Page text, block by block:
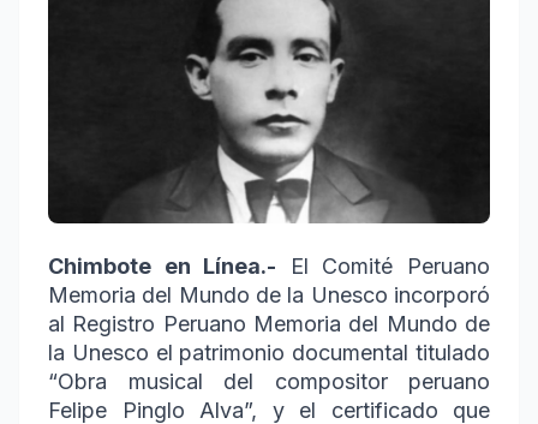
Chimbote en Línea.- El Comité Peruano
Memoria del Mundo de la Unesco incorporó
al Registro Peruano Memoria del Mundo de
la Unesco el patrimonio documental titulado
“Obra musical del compositor peruano
Felipe Pinglo Alva”, y el certificado que